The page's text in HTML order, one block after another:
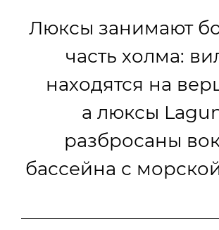
Люксы занимают
часть холма:
находятся на
а люксы
разбросаны
бассейна с